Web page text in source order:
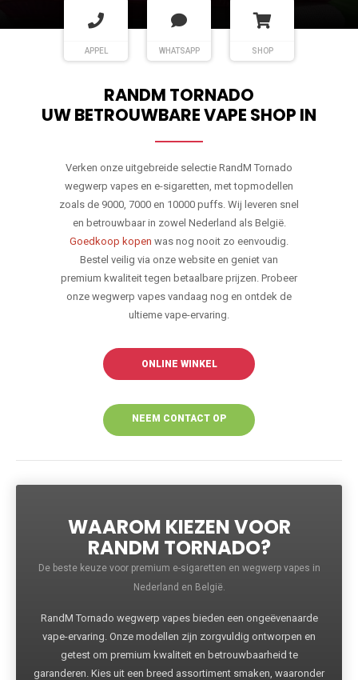
APPEL WHATSAPP SHOP
RANDM TORNADO
UW BETROUWBARE VAPE SHOP IN
Verken onze uitgebreide selectie RandM Tornado
wegwerp vapes en e-sigaretten, met topmodellen
zoals de 9000, 7000 en 10000 puffs. Wij leveren snel
en betrouwbaar in zowel Nederland als België.
Goedkoop kopen was nog nooit zo eenvoudig.
Bestel veilig via onze website en geniet van
premium kwaliteit tegen betaalbare prijzen. Probeer
onze wegwerp vapes vandaag nog en ontdek de
ultieme vape-ervaring.
ONLINE WINKEL
NEEM CONTACT OP
WAAROM KIEZEN VOOR
RANDM TORNADO?
De beste keuze voor premium e-sigaretten en wegwerp vapes in
Nederland en België.
RandM Tornado wegwerp vapes bieden een ongeëvenaarde
vape-ervaring. Onze modellen zijn zorgvuldig ontworpen en
getest om premium kwaliteit en betrouwbaarheid te
garanderen. Kies uit een breed assortiment smaken, waaronder